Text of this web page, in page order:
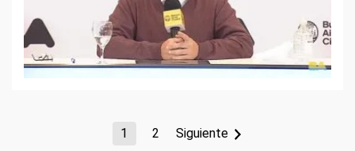
1 2 Siguiente